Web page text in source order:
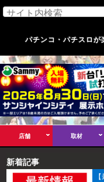
パチンコ・パチスロが
店舗 取材
新着記事